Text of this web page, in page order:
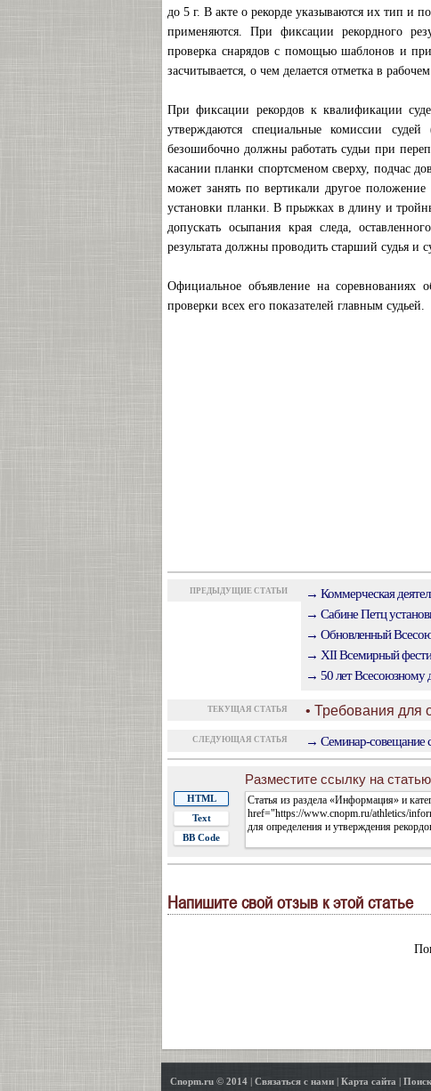
до 5 г. В акте о рекорде указываются их тип и
применяются. При фиксации рекордного
проверка снарядов с помощью шаблонов и
засчитывается, о чем делается отметка в
При фиксации рекордов к квалификации
утверждаются специальные комиссии
безошибочно должны работать судьи при
касании планки спортсменом сверху, подчас
может занять по вертикали другое
установки планки. В прыжках в длину и
допускать осыпания края следа,
результата должны проводить старший судья и
Официальное объявление на соревнованиях
проверки всех его показателей главным судьей.
ПРЕДЫДУЩИЕ СТАТЬИ
→ Коммерческая
→ Сабине Петц
→ Обновленный
→ XII Всемирный
→ 50 лет Всесоюзному
ТЕКУЩАЯ СТАТЬЯ • Требования для
СЛЕДУЮЩАЯ СТАТЬЯ → Семинар-совещание
Разместите ссылку на
HTML
Text
BB Code
Напишите свой отзыв к этой статье
Cnopm.ru © 2014| Связаться с нами| Карта сайта |